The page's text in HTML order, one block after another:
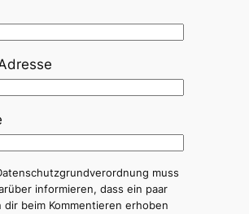
muss
informieren, dass ein paar
dir beim Kommentieren erhoben